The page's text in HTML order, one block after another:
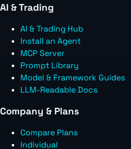
AI & Trading
AI & Trading Hub
Install an Agent
MCP Server
Prompt Library
Model & Framework Guides
LLM-Readable Docs
Company & Plans
Compare Plans
Individual